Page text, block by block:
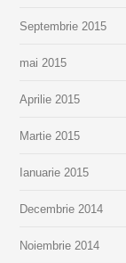
Septembrie 2015
mai 2015
Aprilie 2015
Martie 2015
Ianuarie 2015
Decembrie 2014
Noiembrie 2014